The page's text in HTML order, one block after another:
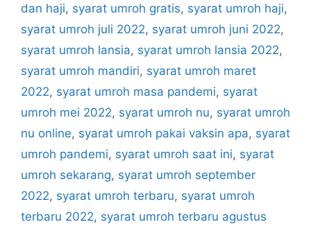
dan haji, syarat umroh gratis, syarat umroh haji,
syarat umroh juli 2022, syarat umroh juni 2022,
syarat umroh lansia, syarat umroh lansia 2022,
syarat umroh mandiri, syarat umroh maret
2022, syarat umroh masa pandemi, syarat
umroh mei 2022, syarat umroh nu, syarat umroh
nu online, syarat umroh pakai vaksin apa, syarat
umroh pandemi, syarat umroh saat ini, syarat
umroh sekarang, syarat umroh september
2022, syarat umroh terbaru, syarat umroh
terbaru 2022, syarat umroh terbaru agustus